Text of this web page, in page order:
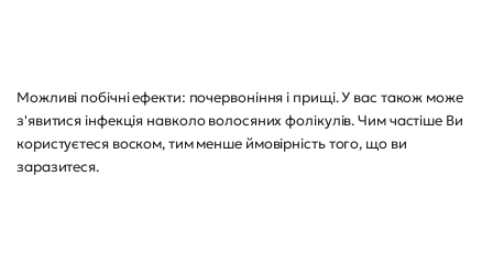
Можливі побічні ефекти: почервоніння і прищі. У вас також може
з'явитися інфекція навколо волосяних фолікулів. Чим частіше Ви
користуєтеся воском, тим менше ймовірність того, що ви
заразитеся.